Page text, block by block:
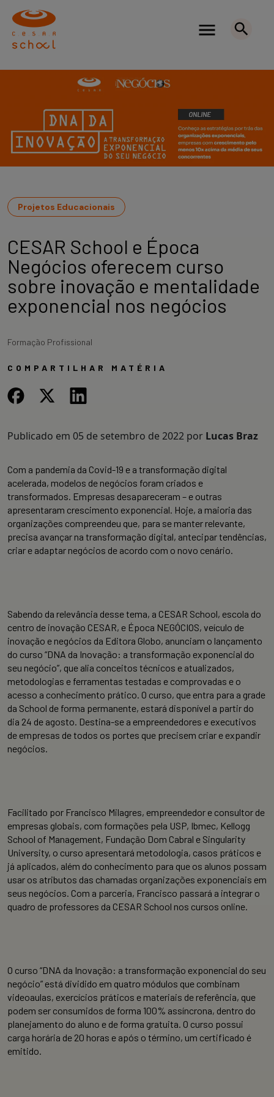
Projetos Educacionais
CESAR School e Época
Negócios oferecem curso
sobre inovação e mentalidade
exponencial nos negócios
Formação Profissional
COMPARTILHAR MATÉRIA
Publicado em 05 de setembro de 2022 por Lucas Braz
Com a pandemia da Covid-19 e a transformação digital
acelerada, modelos de negócios foram criados e
transformados. Empresas desapareceram – e outras
apresentaram crescimento exponencial. Hoje, a maioria das
organizações compreendeu que, para se manter relevante,
precisa avançar na transformação digital, antecipar tendências,
criar e adaptar negócios de acordo com o novo cenário.
Sabendo da relevância desse tema, a CESAR School, escola do
centro de inovação CESAR, e Época NEGÓCIOS, veículo de
inovação e negócios da Editora Globo, anunciam o lançamento
do curso “DNA da Inovação: a transformação exponencial do
seu negócio”, que alia conceitos técnicos e atualizados,
metodologias e ferramentas testadas e comprovadas e o
acesso a conhecimento prático. O curso, que entra para a grade
da School de forma permanente, estará disponível a partir do
dia 24 de agosto. Destina-se a empreendedores e executivos
de empresas de todos os portes que precisem criar e expandir
negócios.
Facilitado por Francisco Milagres, empreendedor e consultor de
empresas globais, com formações pela USP, Ibmec, Kellogg
School of Management, Fundação Dom Cabral e Singularity
University, o curso apresentará metodologia, casos práticos e
já aplicados, além do conhecimento para que os alunos possam
usar os atributos das chamadas organizações exponenciais em
seus negócios. Com a parceria, Francisco passará a integrar o
quadro de professores da CESAR School nos cursos online.
O curso “DNA da Inovação: a transformação exponencial do seu
negócio” está dividido em quatro módulos que combinam
videoaulas, exercícios práticos e materiais de referência, que
podem ser consumidos de forma 100% assíncrona, dentro do
planejamento do aluno e de forma gratuita. O curso possui
carga horária de 20 horas e após o término, um certificado é
emitido.